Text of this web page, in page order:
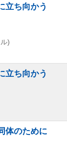
立ち向かう
)
立ち向かう
体のために